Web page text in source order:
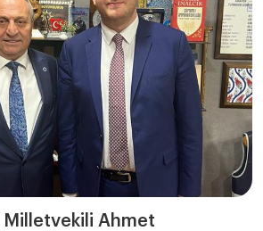
Milletvekili Ahmet